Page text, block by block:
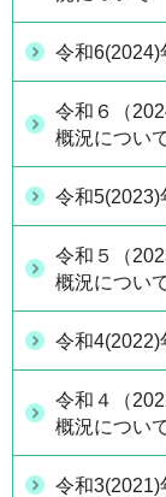
令和6(2024)
令和６（
概況につい
令和5(2023)
令和５（
概況につい
令和4(2022)
令和４（
概況につい
令和3(2021)